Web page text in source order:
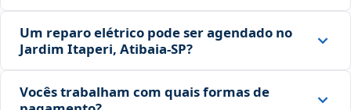
Um reparo elétrico pode ser agendado no
Jardim Itaperi, Atibaia‑SP?
Vocês trabalham com quais formas de